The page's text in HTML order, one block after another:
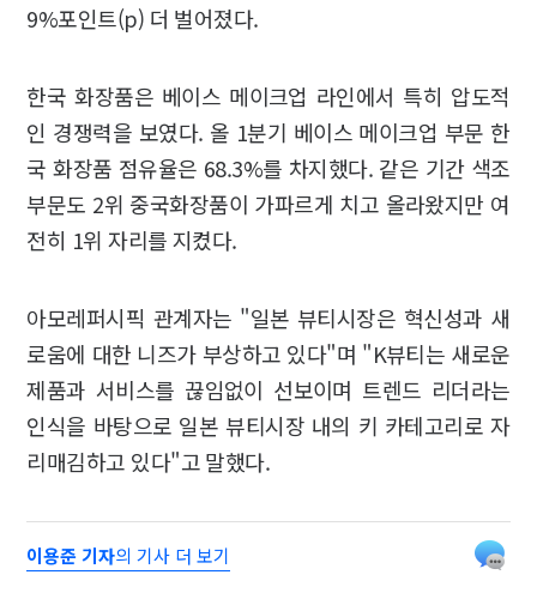
9%포인트(p) 더 벌어졌다.
한국 화장품은 베이스 메이크업 라인에서 특히 압도적
인 경쟁력을 보였다. 올 1분기 베이스 메이크업 부문 한
국 화장품 점유율은 68.3%를 차지했다. 같은 기간 색조
부문도 2위 중국화장품이 가파르게 치고 올라왔지만 여
전히 1위 자리를 지켰다.
아모레퍼시픽 관계자는 "일본 뷰티시장은 혁신성과 새
로움에 대한 니즈가 부상하고 있다"며 "K뷰티는 새로운
제품과 서비스를 끊임없이 선보이며 트렌드 리더라는
인식을 바탕으로 일본 뷰티시장 내의 키 카테고리로 자
리매김하고 있다"고 말했다.
이용준 기자의 기사 더 보기